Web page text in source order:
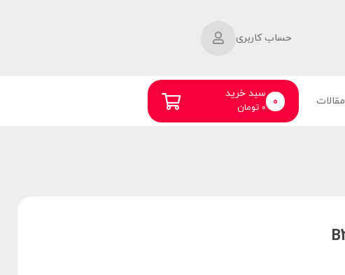
حساب کاربری
مقالات
سبد خرید
تومان 0
0